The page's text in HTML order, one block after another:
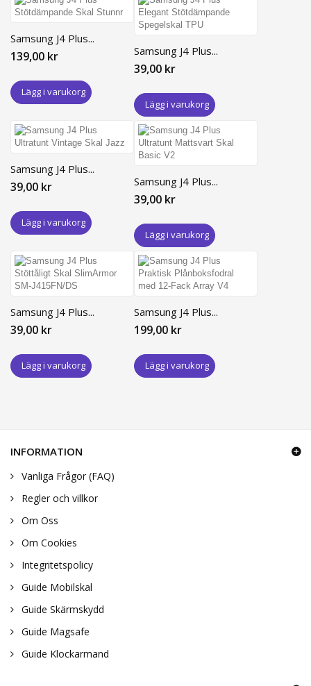
Samsung J4 Plus...
139,00 kr
Lägg i varukorg
Samsung J4 Plus...
39,00 kr
Lägg i varukorg
Samsung J4 Plus...
39,00 kr
Lägg i varukorg
Samsung J4 Plus...
39,00 kr
Lägg i varukorg
Samsung J4 Plus...
39,00 kr
Lägg i varukorg
Samsung J4 Plus...
199,00 kr
Lägg i varukorg
INFORMATION
Vanliga Frågor (FAQ)
Regler och villkor
Om Oss
Om Cookies
Integritetspolicy
Guide Mobilskal
Guide Skärmskydd
Guide Magsafe
Guide Klockarmand